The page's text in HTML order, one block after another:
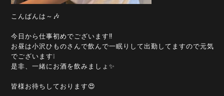
こんばんは～🎶
今日から仕事初めでございます‼️
お昼は小沢ひものさんで飲んで一眠りして出勤してますので元気
でございます❕
是非、一緒にお酒を飲みましょ✨
皆様お待ちしております😍